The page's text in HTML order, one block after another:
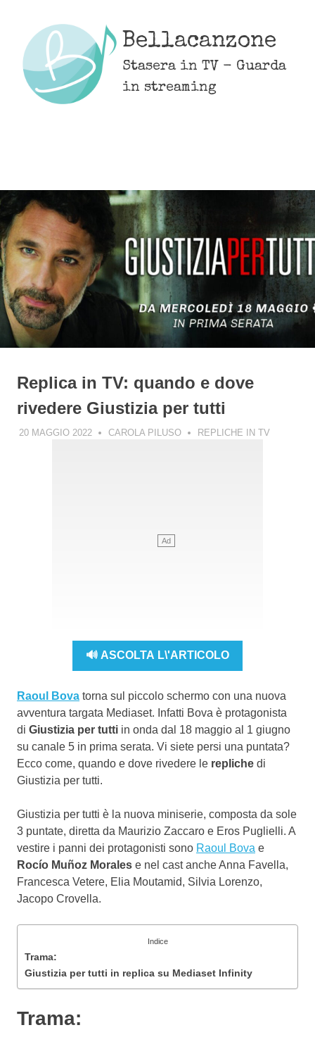
content
Bellacanzone
Stasera in TV - Guarda
in streaming
Replica in TV: quando e dove
rivedere Giustizia per tutti
20 MAGGIO 2022 CAROLA PILUSO REPLICHE IN TV
🔊 ASCOLTA L\'ARTICOLO
Raoul Bova torna sul piccolo schermo con una nuova
avventura targata Mediaset. Infatti Bova è protagonista
di Giustizia per tutti in onda dal 18 maggio al 1 giugno
su canale 5 in prima serata. Vi siete persi una puntata?
Ecco come, quando e dove rivedere le repliche di
Giustizia per tutti.
Giustizia per tutti è la nuova miniserie, composta da sole
3 puntate, diretta da Maurizio Zaccaro e Eros Puglielli. A
vestire i panni dei protagonisti sono Raoul Bova e
Rocío Muñoz Morales e nel cast anche Anna Favella,
Francesca Vetere, Elia Moutamid, Silvia Lorenzo,
Jacopo Crovella.
Indice
Trama:
Giustizia per tutti in replica su Mediaset Infinity
Trama: